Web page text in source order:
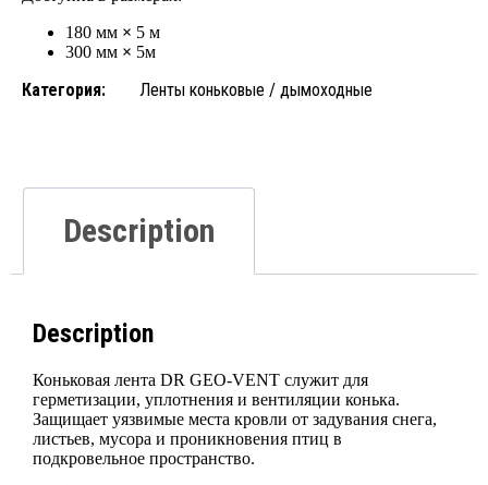
180 мм × 5 м
300 мм × 5м
Категория: Ленты коньковые / дымоходные
Description
Description
Коньковая лента DR GEO-VENT служит для
герметизации, уплотнения и вентиляции конька.
Защищает уязвимые места кровли от задувания снега,
листьев, мусора и проникновения птиц в
подкровельное пространство.